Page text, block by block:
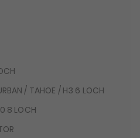
/ TAHOE / H3 6 LOCH
8 LOCH